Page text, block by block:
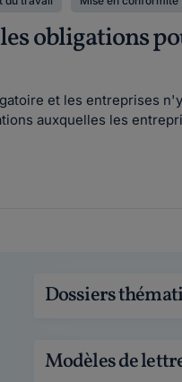
obligations
et les entreprises
auxquelles les
Dossiers
Modèles de